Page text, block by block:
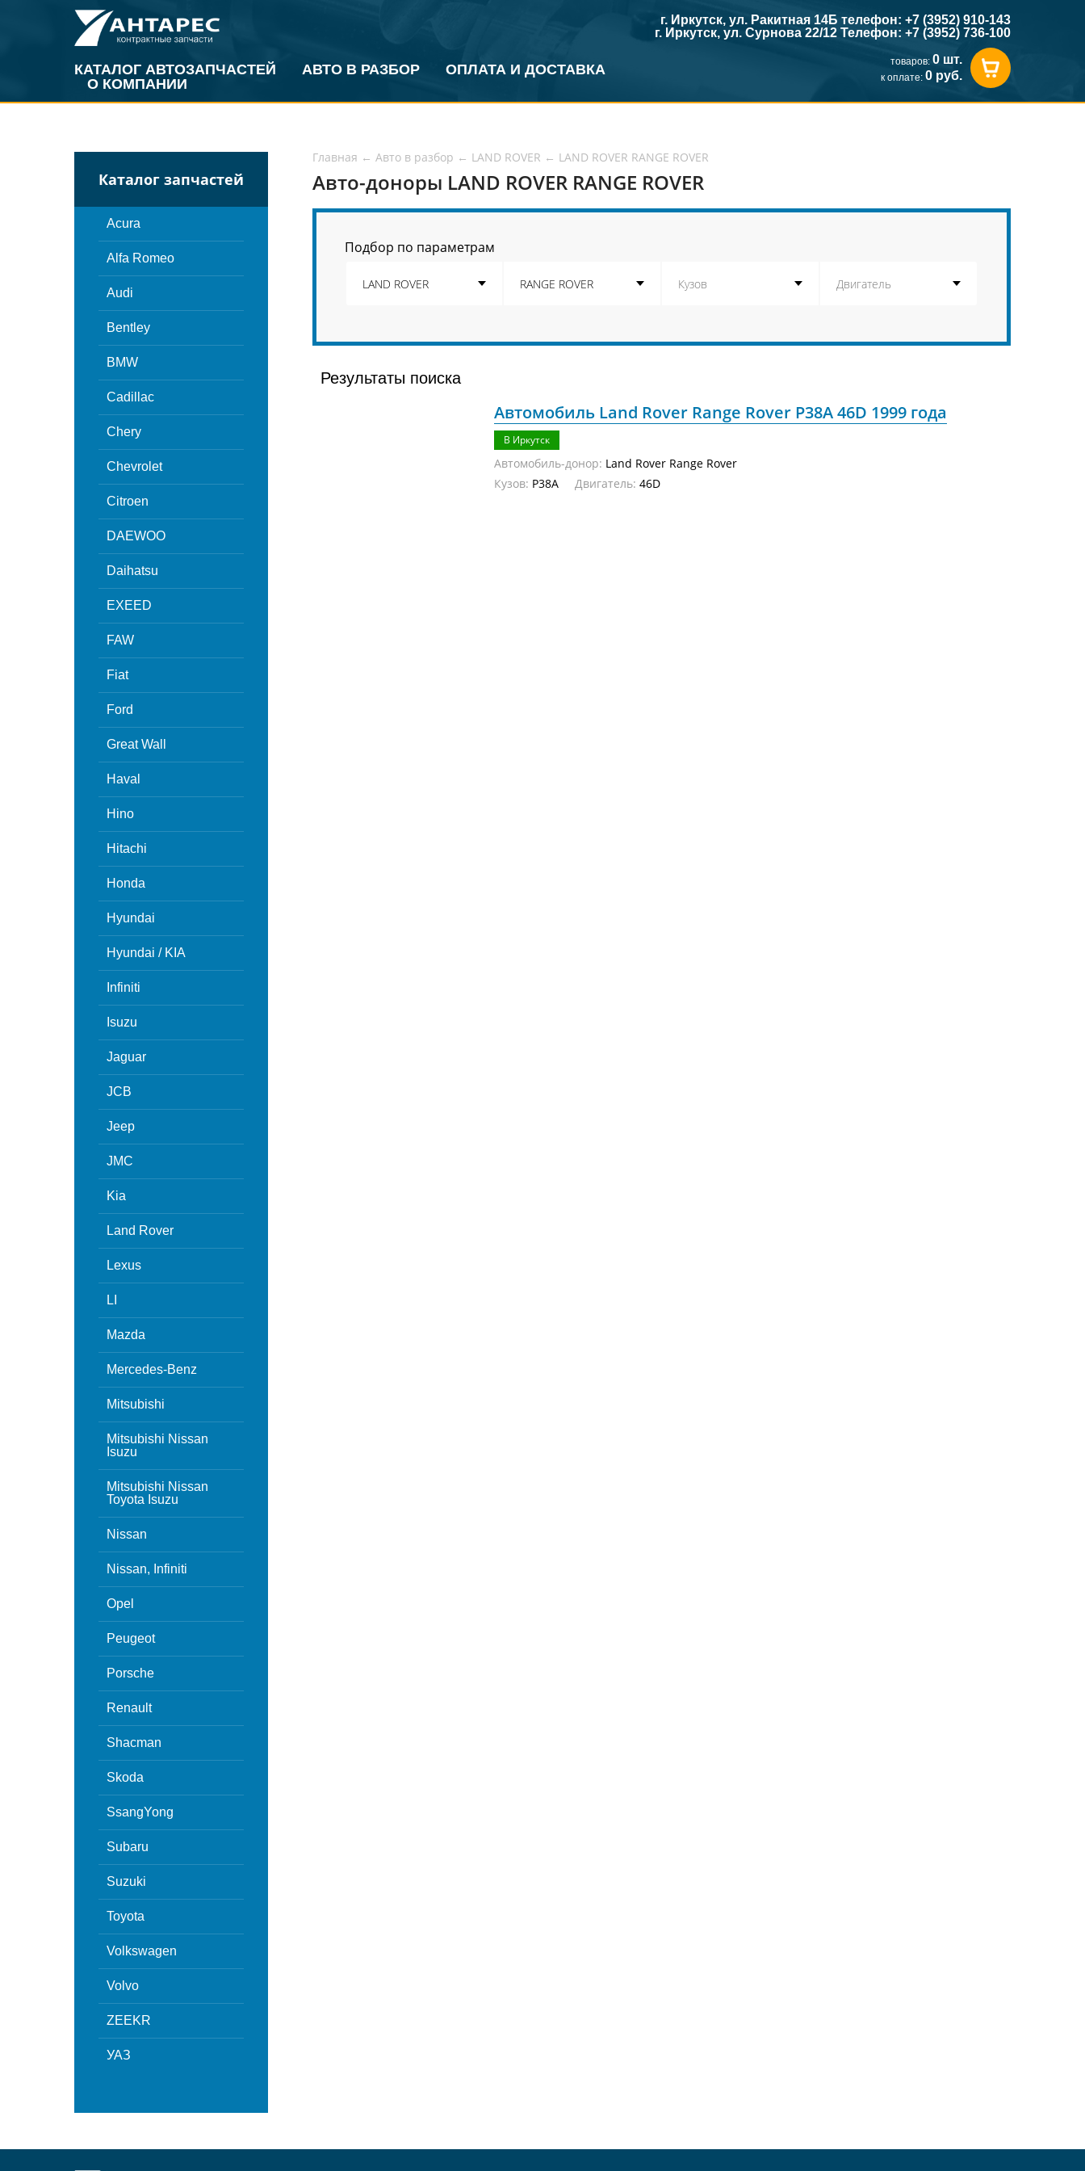
КАТАЛОГ АВТОЗАПЧАСТЕЙ АВТО В РАЗБОР
ОПЛАТА И ДОСТАВКА
О КОМПАНИИ
г. Иркутск, ул. Ракитная 14Б телефон: +7 (3952) 910-143
г. Иркутск, ул. Сурнова 22/12 Телефон: +7 (3952) 736-100
товаров: 0 шт.
к оплате: 0 руб.
Каталог запчастей
Acura
Alfa Romeo
Audi
Bentley
BMW
Cadillac
Chery
Chevrolet
Citroen
DAEWOO
Daihatsu
EXEED
FAW
Fiat
Ford
Great Wall
Haval
Hino
Hitachi
Honda
Hyundai
Hyundai / KIA
Infiniti
Isuzu
Jaguar
JCB
Jeep
JMC
Kia
Land Rover
Lexus
LI
Mazda
Mercedes-Benz
Mitsubishi
Mitsubishi Nissan
Isuzu
Mitsubishi Nissan
Toyota Isuzu
Nissan
Nissan, Infiniti
Opel
Peugeot
Porsche
Renault
Shacman
Skoda
SsangYong
Subaru
Suzuki
Toyota
Volkswagen
Volvo
ZEEKR
УАЗ
Главная ← Авто в разбор ← LAND ROVER ← LAND ROVER RANGE ROVER
Авто-доноры LAND ROVER RANGE ROVER
Подбор по параметрам
Результаты поиска
Автомобиль Land Rover Range Rover P38A 46D 1999 года
В Иркутск
Автомобиль-донор: Land Rover Range Rover
Кузов: P38A Двигатель: 46D